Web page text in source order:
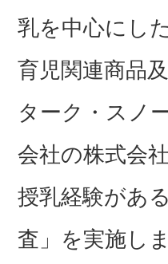
乳を中心にし
育児関連商品
ターク・スノ
会社の株式会
授乳経験があ
査」を実施し